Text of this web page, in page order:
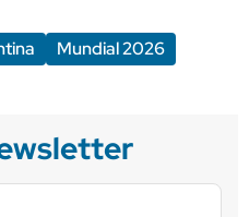
Mundial 2026